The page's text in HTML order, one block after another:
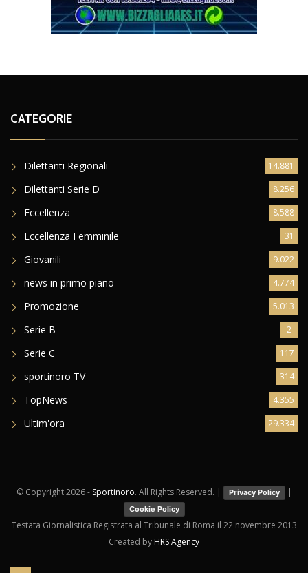
CATEGORIE
Dilettanti Regionali 14.881
Dilettanti Serie D 8.256
Eccellenza 8.588
Eccellenza Femminile 31
Giovanili 9.022
news in primo piano 4.774
Promozione 5.013
Serie B 2
Serie C 117
sportinoro TV 314
TopNews 4.355
Ultim'ora 29.334
© Copyright2026 - Sportinoro. All Rights Reserved. | Privacy Policy |
Cookie Policy
Testata Giornalistica Registrata al Tribunale di Roma il 22 novembre 2013
Created by HRS Agency